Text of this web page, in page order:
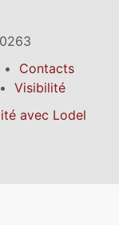
Contacts
Visibilité
avec Lodel